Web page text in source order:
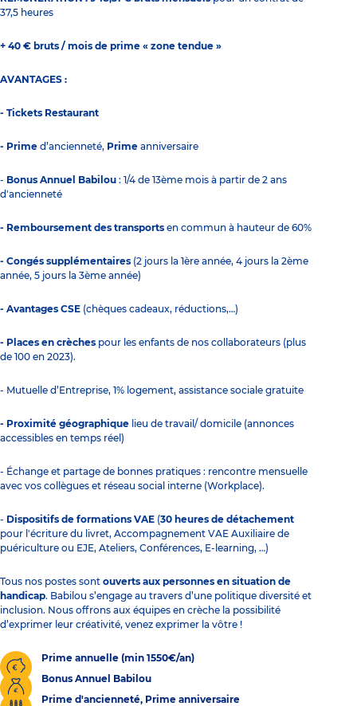
37,5 heures
+ 40 € bruts / mois de prime « zone tendue »
AVANTAGES :
- Tickets Restaurant
- Prime d’ancienneté, Prime anniversaire
- Bonus Annuel Babilou : 1/4 de 13ème mois à partir de 2 ans
d'ancienneté
- Remboursement des transports en commun à hauteur de 60%
- Congés supplémentaires (2 jours la 1ère année, 4 jours la 2ème
année, 5 jours la 3ème année)
- Avantages CSE (chèques cadeaux, réductions,…)
- Places en crèches pour les enfants de nos collaborateurs (plus
de 100 en 2023).
- Mutuelle d’Entreprise, 1% logement, assistance sociale gratuite
- Proximité géographique lieu de travail/ domicile (annonces
accessibles en temps réel)
- Échange et partage de bonnes pratiques : rencontre mensuelle
avec vos collègues et réseau social interne (Workplace).
- Dispositifs de formations VAE (30 heures de détachement
pour l'écriture du livret, Accompagnement VAE Auxiliaire de
puériculture ou EJE, Ateliers, Conférences, E-learning, …)
Tous nos postes sont ouverts aux personnes en situation de
handicap. Babilou s’engage au travers d’une politique diversité et
inclusion. Nous offrons aux équipes en crèche la possibilité
d’exprimer leur créativité, venez exprimer la vôtre !
Prime annuelle (min 1550€/an)
Bonus Annuel Babilou
Prime d'ancienneté, Prime anniversaire